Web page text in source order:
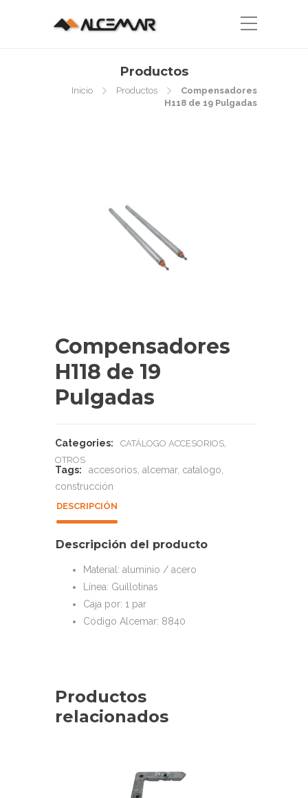
Productos
Inicio Productos
Compensadores
H118 de 19 Pulgadas
Compensadores
H118 de 19
Pulgadas
Categories: CATÁLOGO ACCESORIOS
OTROS
Tags: accesorios alcemar, catalogo
construcción
DESCRIPCIÓN
Descripción del producto
Material: aluminio / acero
Línea: Guillotinas
Caja por: 1 par
Código Alcemar: 8840
Productos
relacionados